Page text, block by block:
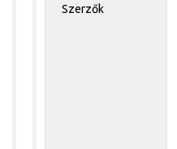
Szerzők